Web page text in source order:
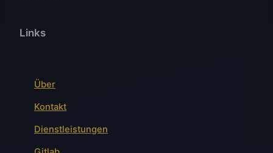
Links
Über
Kontakt
Dienstleistungen